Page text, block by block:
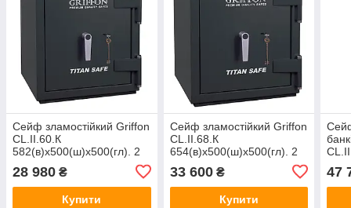
Сейф зламостійкий Griffon
CL.II.60.К
582(в)х500(ш)х500(гл). 2
клас опору до злому, 30 хв
вогнетривкості. Замок -
ключовий
28 980 ₴
Купити
Сейф зламостійкий Griffon
CL.II.68.К
654(в)х500(ш)х500(гл). 2
клас опору до злому, 30 хв
вогнестійкості. Замок -
ключовий
33 600₴
Купити
47